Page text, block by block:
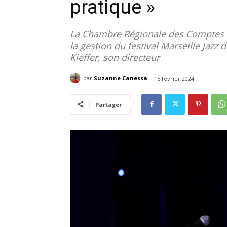
pratique »
La Chambre Régionale des
la gestion du festival Marseille Jazz
Kieffer, son directeur
par Suzanne Canessa 15 février 2024
Partager